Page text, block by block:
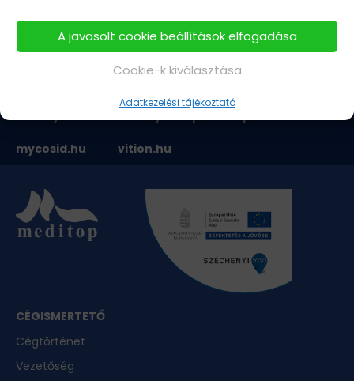
A javasolt cookie beállítások elfogadása
Cookie-k kiválasztása
Adatkezelési tájékoztató
mycosid.hu vition.hu
CÉGISMERTETŐ
Cégtörténet
Vezetőség